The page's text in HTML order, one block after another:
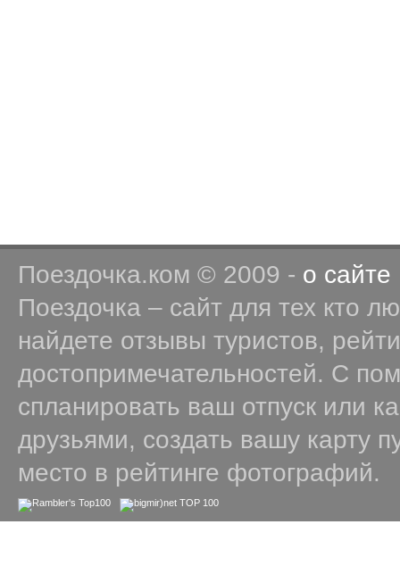
Поездочка.ком © 2009 - о сайте
Поездочка – сайт для тех кто
найдете отзывы туристов,
достопримечательностей. С
спланировать ваш отпуск или
друзьями, создать вашу карту
место в рейтинге фотографий.